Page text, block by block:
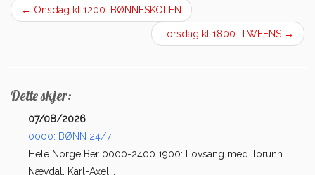
← Onsdag kl 1200: BØNNESKOLEN
Torsdag kl 1800: TWEENS →
Dette skjer:
07/08/2026
0000: BØNN 24/7
Hele Norge Ber 0000-2400 1900: Lovsang med Torunn
Nævdal. Karl-Axel...